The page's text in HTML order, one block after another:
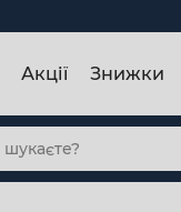
Акції Знижки